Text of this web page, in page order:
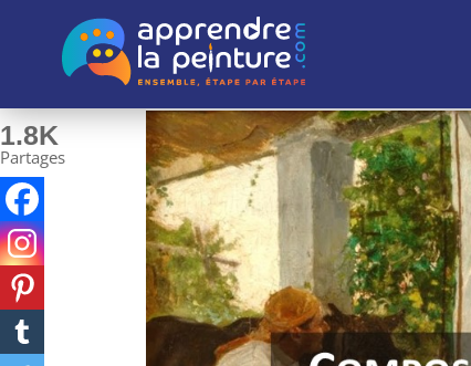
1.8K
Partages